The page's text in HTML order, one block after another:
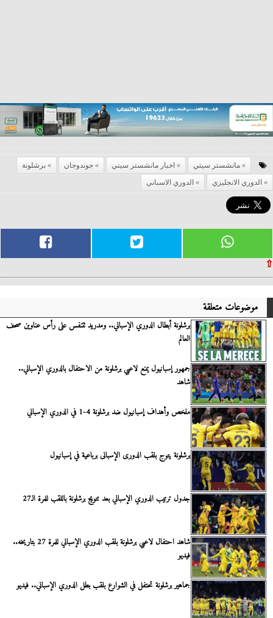
مانشستر سيتي اخبار مانشستر سيتي جوندوجان
برشلونة
الدوري الانجليزي
الدوري الاسباني
⇧
موضوعات متعلقة
برشلونة أبطال الدوري الإسباني.. ومدريد تتنفس على رأس عناوين صحف
العالم
جمهور إسبانيول يمنع لاعبي برشلونة من الاحتفال بالدوري الإسباني..
شاهد
ملخص وأهداف إسبانيول ضد برشلونة 4-1 في الدوري الإسباني
برشلونة يتوج بلقب الدورى الإسبانى برباعية في إسبانيول
جدول ترتيب الدوري الإسباني بعد تتويج برشلونة باللقب للمرة الـ27
شاهد احتفال لاعبي برشلونة بلقب الدوري الإسباني للمرة 27 بتاريخه..
فيديو
جماهير برشلونة تحتفل في الشوارع بلقب بطل الدوري الإسباني.. فيديو